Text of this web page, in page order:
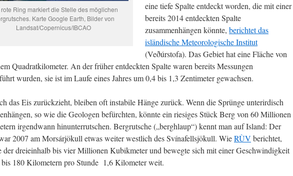
rote Ring markiert die Stelle des möglichen
Karte Google Earth, Bilder von
Landsat/Copernicus/IBCAO
eine tiefe Spalte entdeckt worden, die mit einer
bereits 2014 entdeckten Spalte
zusammenhängen könnte, berichtet das
isländische Meteorologische Institut
(Veðúrstofa). Das Gebiet hat eine Fläche von
Quadratkilometer. An der früher entdeckten Spalte waren bereits Messungen
wurden, sie ist im Laufe eines Jahres um 0,4 bis 1,3 Zentimeter gewachsen.
das Eis zurückzieht, bleiben oft instabile Hänge zurück. Wenn die Sprünge unterirdisch
so wie die Geologen befürchten, könnte ein riesiges Stück Berg von 60 Millionen
irgendwann hinunterrutschen. Bergrutsche („berghlaup“) kennt man auf Island: Der
2007 am Morsárjökull etwas weiter westlich des Svínafellsjökull. WieRÙV berichtet,
der dreieinhalb bis vier Millionen Kubikmeter und bewegte sich mit einer Geschwindigkeit
180 Kilometern pro Stunde 1,6 Kilometer weit.